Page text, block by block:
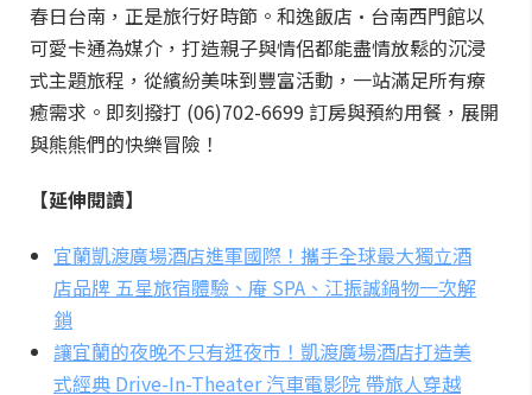
春日台南，正是旅行好時節。和逸飯店·台南西門館以
可愛卡通為媒介，打造親子與情侶都能盡情放鬆的沉浸
式主題旅程，從繽紛美味到豐富活動，一站滿足所有療
癒需求。即刻撥打 (06)702-6699 訂房與預約用餐，展開
與熊熊們的快樂冒險！
【延伸閱讀】
宜蘭凱渡廣場酒店進軍國際！攜手全球最大獨立酒
店品牌 五星旅宿體驗、庵 SPA、江振誠鍋物一次解
鎖
讓宜蘭的夜晚不只有逛夜市！凱渡廣場酒店打造美
式經典 Drive-In-Theater 汽車電影院 帶旅人穿越